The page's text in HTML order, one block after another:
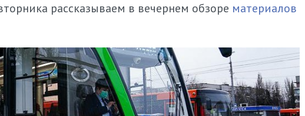
рассказываем в вечернем обзоре материалов